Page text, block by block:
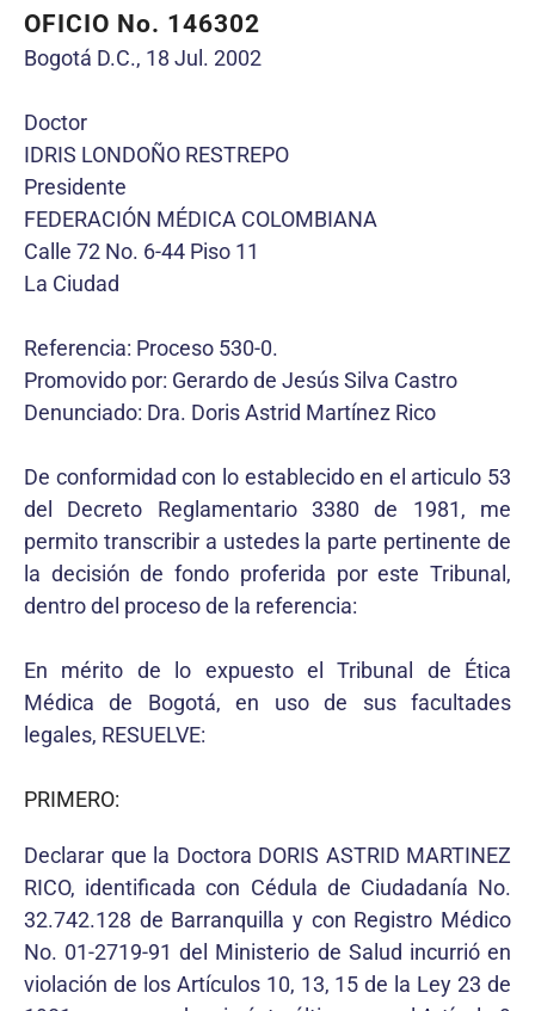
OFICIO No. 146302
Bogotá D.C., 18 Jul. 2002
Doctor
IDRIS LONDOÑO RESTREPO
Presidente
FEDERACIÓN MÉDICA COLOMBIANA
Calle 72 No. 6-44 Piso 11
La Ciudad
Referencia: Proceso 530-0.
Promovido por: Gerardo de Jesús Silva Castro
Denunciado: Dra. Doris Astrid Martínez Rico
De conformidad con lo establecido en el articulo 53
del Decreto Reglamentario 3380 de 1981, me
permito transcribir a ustedes la parte pertinente de
la decisión de fondo proferida por este Tribunal,
dentro del proceso de la referencia:
En mérito de lo expuesto el Tribunal de Ética
Médica de Bogotá, en uso de sus facultades
legales, RESUELVE:
PRIMERO:
Declarar que la Doctora DORIS ASTRID MARTINEZ
RICO, identificada con Cédula de Ciudadanía No.
32.742.128 de Barranquilla y con Registro Médico
No. 01-2719-91 del Ministerio de Salud incurrió en
violación de los Artículos 10, 13, 15 de la Ley 23 de